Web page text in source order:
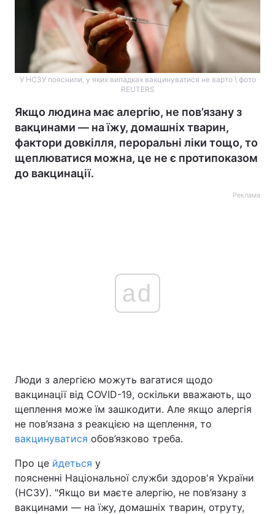
Економіка Світ
Спорт
Техно і зв'язок Лайт
Зброя Інциденти
Здоров'я Туризм
У НСЗУ пояснили, у яких випадках вакцинуватися не варто \ фото
REUTERS
Якщо людина має алергію, не пов’язану з
вакцинами — на їжу, домашніх тварин,
фактори довкілля, пероральні ліки тощо, то
щеплюватися можна, це не є протипоказом
до вакцинації.
Реклама
ad
Люди з алергією можуть вагатися щодо
вакцинації від COVID-19, оскільки вважають, що
щеплення може їм зашкодити. Але якщо алергія
не пов’язана з реакцією на щеплення, то
вакцинуватися обов’язково треба.
Про це йдеться у
поясненні Національної служби здоров'я України
(НСЗУ). "Якщо ви маєте алергію, не пов’язану з
вакцинами — на їжу, домашніх тварин, отруту,